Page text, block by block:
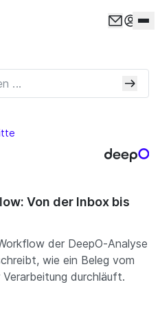
Von der Inbox bis
der DeepO-Analyse
wie ein Beleg vom
durchläuft.